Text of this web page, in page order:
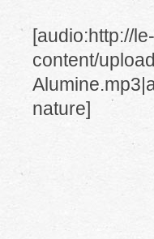
[audio:http://
content/
nature]